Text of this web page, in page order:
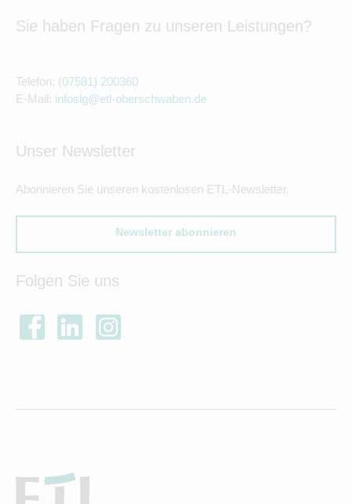
Sie haben Fragen zu unseren Leistungen?
Telefon: (07581) 200360
E-Mail: infoslg@etl-oberschwaben.de
Unser Newsletter
Abonnieren Sie unseren kostenlosen ETL-Newsletter.
Newsletter abonnieren
Folgen Sie uns